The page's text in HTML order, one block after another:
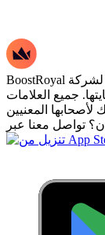
BoostRoyal ليست تابعة لشركة Riot Games, Inc. أو أي من
جميع العلامات